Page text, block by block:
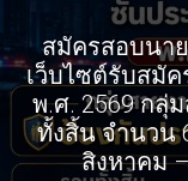
สมัครสอบนา
เว็บไซต์รับสมั
พ.ศ. 2569 กลุ่
ทั้งสิ้น จำนวน
สิงหาคม